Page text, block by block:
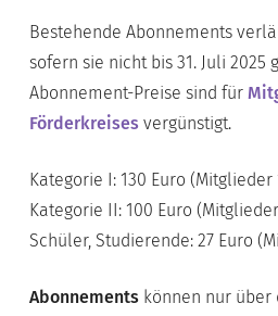
Bestehende Abonnements
sofern sie nicht bis 31. Juli 2025
Abonnement-Preise sind für
Förderkreisesvergünstigt.
Kategorie I: 130 Euro (Mitglieder
Kategorie II: 100 Euro
Schüler, Studierende: 27 Euro
Abonnementskönnen nur über